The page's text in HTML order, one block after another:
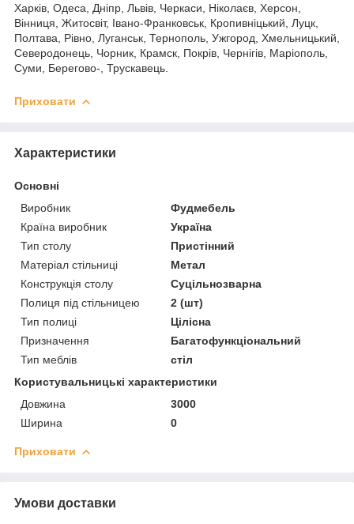
Харків, Одеса, Дніпр, Львів, Черкаси, Ніколаєв, Херсон,
Вінниця, Житосвіт, Івано-Франковськ, Кропивніцький, Луцк,
Полтава, Рівно, Луганськ, Тернополь, Ужгород, Хмельницький,
Северодонець, Чорник, Крамск, Покрів, Чернігів, Маріополь,
Суми, Берегово-, Трускавець.
Приховати
Характеристики
Основні
Виробник
Фудмебель
Країна виробник
Україна
Тип столу
Пристінний
Матеріал стільниці
Метал
Конструкція столу
Суцільнозварна
Полиця під стільницею
2 (шт)
Тип полиці
Цілісна
Призначення
Багатофункціональний
Тип меблів
стіл
Користувальницькі характеристики
Довжина
3000
Ширина
0
Приховати
Умови доставки